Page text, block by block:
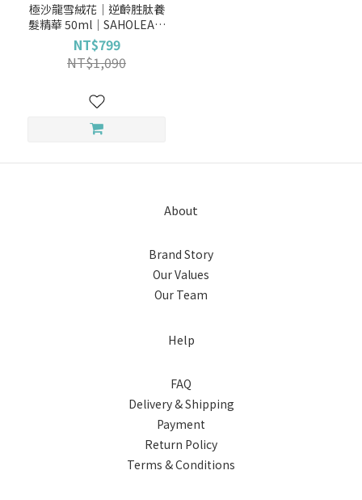
極沙龍雪絨花│逆齡胜肽養
髮精華 50ml│SAHOLEA森
歐黎漾【養髮液/強健豐盈養
髮液/健髮液】
NT$799
NT$1,090
About
Brand Story
Our Values
Our Team
Help
FAQ
Delivery & Shipping
Payment
Return Policy
Terms & Conditions